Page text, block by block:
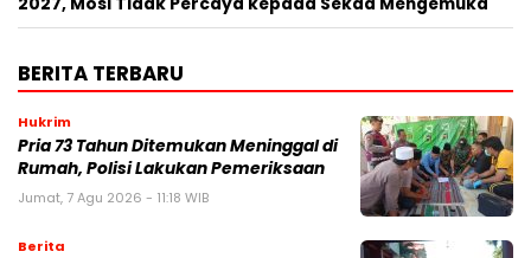
2027, Mosi Tidak Percaya kepada Sekda Mengemuka
BERITA TERBARU
Hukrim
Pria 73 Tahun Ditemukan Meninggal di
Rumah, Polisi Lakukan Pemeriksaan
Jumat, 7 Agu 2026 - 11:18 WIB
Berita